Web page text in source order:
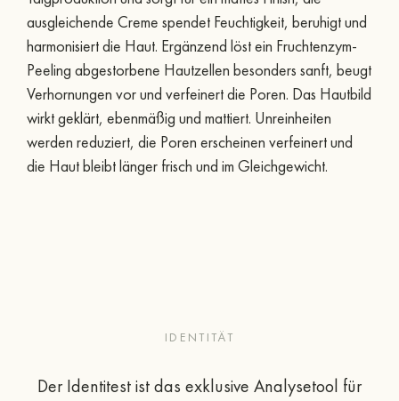
ausgleichende Creme spendet Feuchtigkeit, beruhigt und
harmonisiert die Haut. Ergänzend löst ein Fruchtenzym-
Peeling abgestorbene Hautzellen besonders sanft, beugt
Verhornungen vor und verfeinert die Poren. Das Hautbild
wirkt geklärt, ebenmäßig und mattiert. Unreinheiten
werden reduziert, die Poren erscheinen verfeinert und
die Haut bleibt länger frisch und im Gleichgewicht.
IDENTITÄT
Der Identitest ist das exklusive Analysetool für